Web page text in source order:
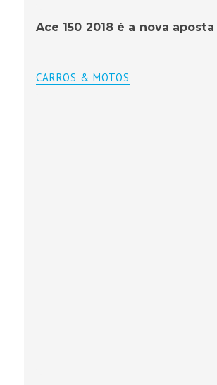
Ace 150 2018 é a nova
CARROS & MOTOS